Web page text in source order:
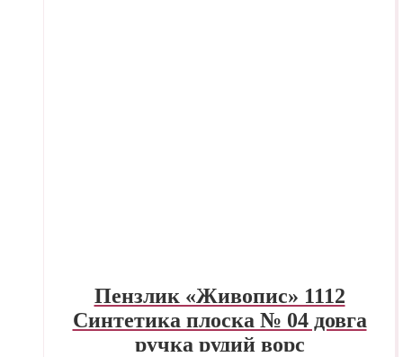
Пензлик «Живопис» 1112
Синтетика плоска № 04 довга
ручка рудий ворс